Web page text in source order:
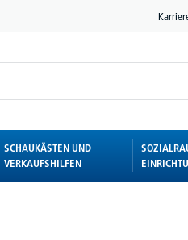
SCHAUKÄSTEN UND
VERKAUFSHILFEN